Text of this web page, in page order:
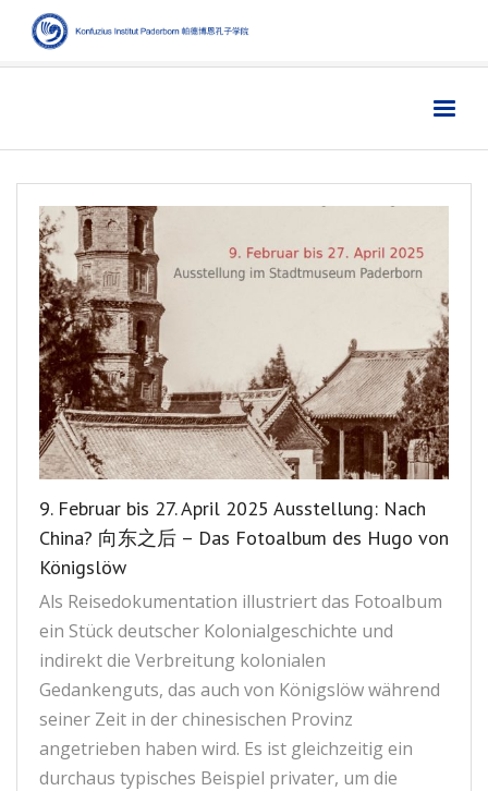
Institut学院
Aktuelles新闻
Sprache语言
Kultur文化
Digitales数字媒体
Business商业
Links链接
Kontakt联系我们
9. Februar bis 27. April 2025 Ausstellung: Nach
China? 向东之后 – Das Fotoalbum des Hugo von
Königslöw
Als Reisedokumentation illustriert das Fotoalbum
ein Stück deutscher Kolonialgeschichte und
indirekt die Verbreitung kolonialen
Gedankenguts, das auch von Königslöw während
seiner Zeit in der chinesischen Provinz
angetrieben haben wird. Es ist gleichzeitig ein
durchaus typisches Beispiel privater, um die